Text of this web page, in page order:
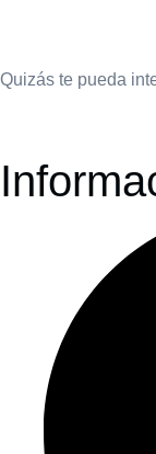
Quizás te pueda